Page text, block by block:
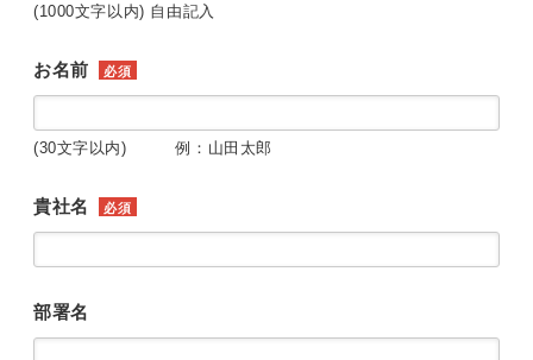
(1000文字以内) 自由記入
お名前 必須
(30文字以内) 例：山田太郎
貴社名 必須
部署名